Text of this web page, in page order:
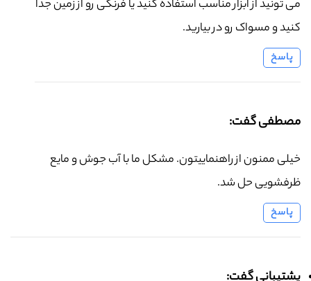
می تونید از ابزار مناسب استفاده کنید یا فرنگی رو از زمین جدا
کنید و مسواک رو در بیارید.
پاسخ
مصطفی گفت:
خیلی ممنون از راهنماییتون. مشکل ما با آب جوش و مایع
ظرفشویی حل شد.
پاسخ